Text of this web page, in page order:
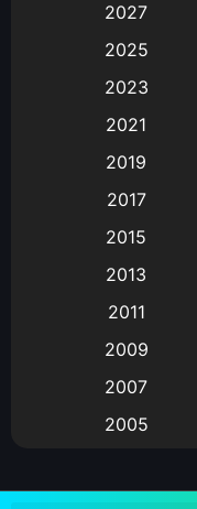
Animation การ์ตูน
Animation อนิเมะ
Animation แอนิเมชัน
(9)
Big tits (นมใหญ่)
Bitch (ผู้หญิงร่าน)
2027
2025
2023
2021
2019
2017
2015
2013
2011
2009
2007
2005